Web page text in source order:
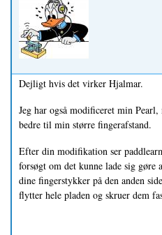
Dejligt hvis det virker Hjalmar.
Jeg har også modificeret min Pearl,
bedre til min større fingerafstand.
Efter din modifikation ser
forsøgt om det kunne lade sig gøre
dine fingerstykker på den anden
flytter hele pladen og skruer dem